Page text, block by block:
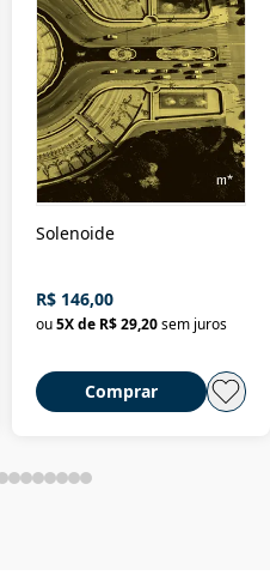
Solenoide
R$ 146,00
ou 5X de R$ 29,20 sem juros
Comprar